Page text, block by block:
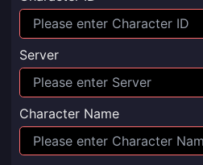
Server
Character Name